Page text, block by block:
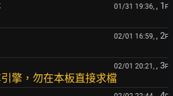
01/31 19:36, , 1 F
02/01 16:59, , 2F
02/01 20:21, , 3F
擎，勿在本板直接求檔